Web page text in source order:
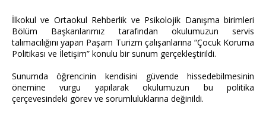
İlkokul ve Ortaokul Rehberlik ve Psikolojik Danışma birimleri
Bölüm Başkanlarımız tarafından okulumuzun servis
talımacılığını yapan Paşam Turizm çalışanlarına “Çocuk Koruma
Politikası ve İletişim” konulu bir sunum gerçekleştirildi.
Sunumda öğrencinin kendisini güvende hissedebilmesinin
önemine vurgu yapılarak okulumuzun bu politika
çerçevesindeki görev ve sorumluluklarına değinildi.